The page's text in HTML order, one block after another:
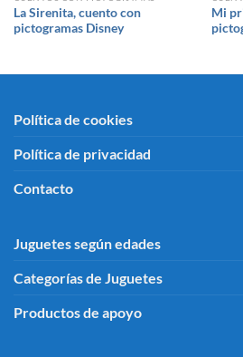
La Sirenita, cuento con
pictogramas Disney
Mi
Política de cookies
Política de privacidad
Contacto
Juguetes según edades
Categorías de Juguetes
Productos de apoyo